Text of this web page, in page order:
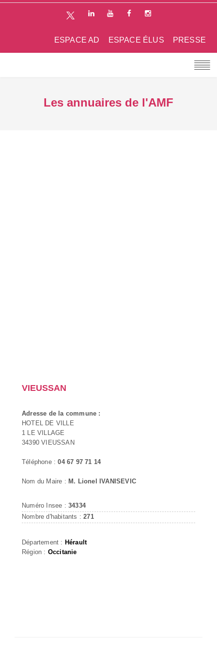
PRESSE
ESPACE ÉLUS
ESPACE AD
Les annuaires de l'AMF
VIEUSSAN
Adresse de la commune :
HOTEL DE VILLE
1 LE VILLAGE
34390 VIEUSSAN
Téléphone :04 67 97 71 14
Nom du Maire : M. Lionel IVANISEVIC
Numéro Insee : 34334
Nombre d'habitants :271
Département : Hérault
Région : Occitanie